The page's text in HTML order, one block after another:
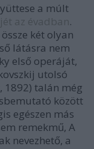
a múlt
az évadban.
két olyan
látásra nem
első operáját,
utolsó
1892) talán még
között
egészen más
remekmű, A
nevezhető, a